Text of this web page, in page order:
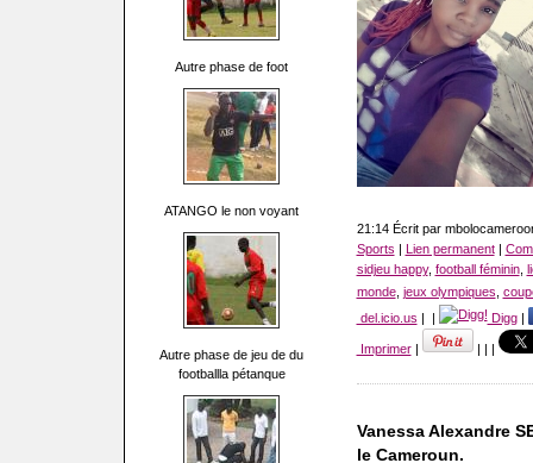
Autre phase de foot
ATANGO le non voyant
Autre phase de jeu de du
footballla pétanque
21:14 Écrit par
Sports | Lien permanent|
sidjeu happy, football féminin,
monde, jeux olympiques
del.icio.us | | Digg|
Imprimer| | | |
Vanessa Alexandre
le Cameroun.